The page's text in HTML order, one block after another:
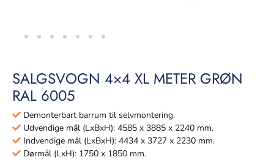
SALGSVOGN 4×4 XL METER GRØN
RAL 6005
Demonterbart barrum til selvmontering.
Udvendige mål (LxBxH): 4585 x 3885 x 2240 mm.
Indvendige mål (LxBxH): 4434 x 3727 x 2230 mm.
Dørmål (LxH): 1750 x 1850 mm.